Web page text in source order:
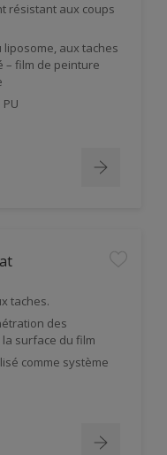
résistant aux coups
liposome, aux taches
– film de peinture
taches.
des
surface du film
comme système